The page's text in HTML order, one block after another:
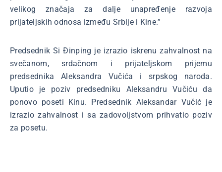
velikog značaja za dalje unapređenje razvoja
prijateljskih odnosa između Srbije i Kine.”
Predsednik Si Đinping je izrazio iskrenu zahvalnost na
svečanom, srdačnom i prijateljskom prijemu
predsednika Aleksandra Vučića i srpskog naroda.
Uputio je poziv predsedniku Aleksandru Vučiću da
ponovo poseti Kinu. Predsednik Aleksandar Vučić je
izrazio zahvalnost i sa zadovoljstvom prihvatio poziv
za posetu.